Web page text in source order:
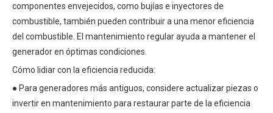
componentes envejecidos, como bujías e inyectores de
combustible, también pueden contribuir a una menor eficiencia
del combustible. El mantenimiento regular ayuda a mantener el
generador en óptimas condiciones.
Cómo lidiar con la eficiencia reducida:
● Para generadores más antiguos, considere actualizar piezas o
invertir en mantenimiento para restaurar parte de la eficiencia